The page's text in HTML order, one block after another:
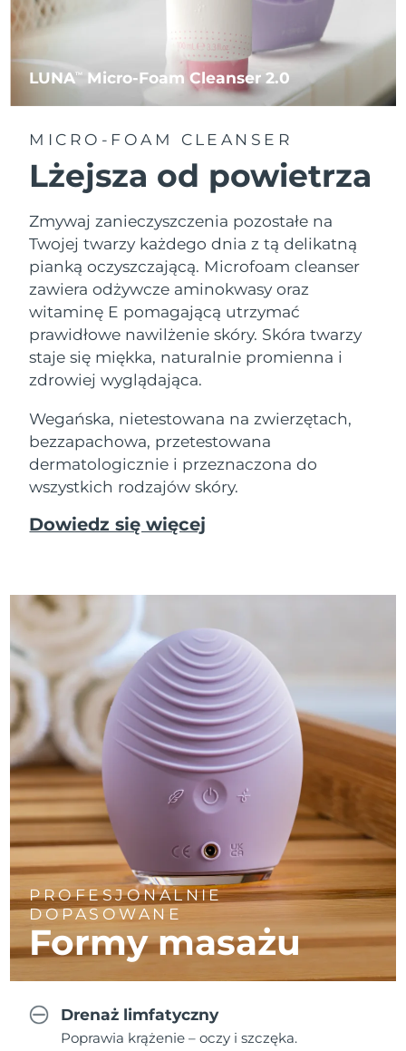
LUNATM Micro-Foam Cleanser 2.0
MICRO-FOAM CLEANSER
Lżejsza od powietrza
Zmywaj zanieczyszczenia pozostałe na
Twojej twarzy każdego dnia z tą delikatną
pianką oczyszczającą. Microfoam cleanser
zawiera odżywcze aminokwasy oraz
witaminę E pomagającą utrzymać
prawidłowe nawilżenie skóry. Skóra twarzy
staje się miękka, naturalnie promienna i
zdrowiej wyglądająca.
Wegańska, nietestowana na zwierzętach,
bezzapachowa, przetestowana
dermatologicznie i przeznaczona do
wszystkich rodzajów skóry.
Dowiedz się więcej
PROFESJONALNIE
DOPASOWANE
Formy masażu
Drenaż limfatyczny
Poprawia krążenie – oczy i szczęka.